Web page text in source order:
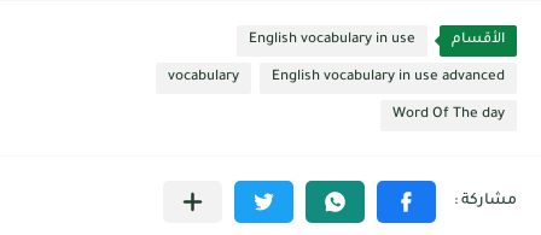
الأقسام English vocabulary in use
English vocabulary in use advanced
vocabulary
Word Of The day